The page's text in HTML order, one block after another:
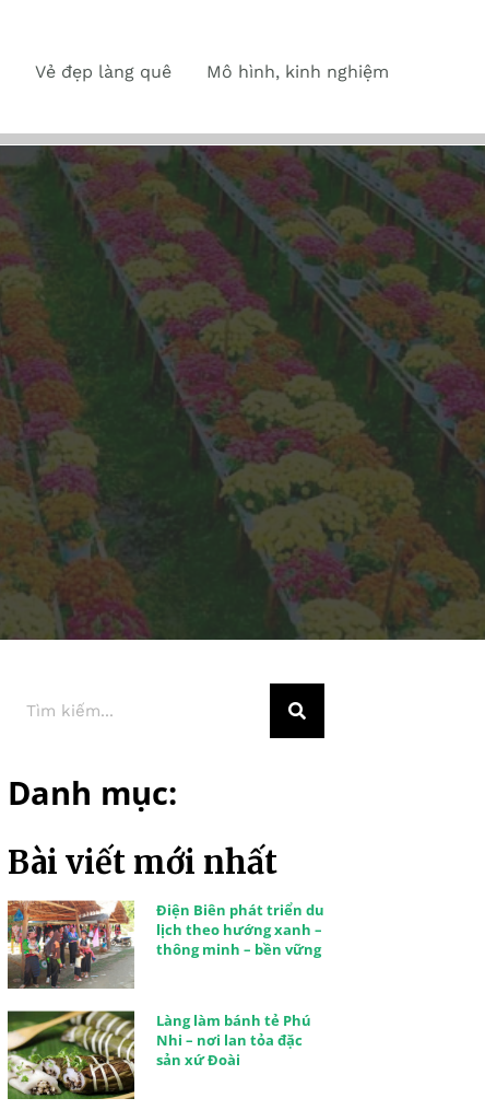
Vẻ đẹp làng quê Mô hình, kinh nghiệm
Danh mục:
Bài viết mới nhất
Điện Biên phát triển du
lịch theo hướng xanh –
thông minh – bền vững
Làng làm bánh tẻ Phú
Nhi – nơi lan tỏa đặc
sản xứ Đoài